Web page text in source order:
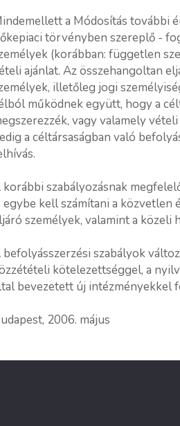
a Módosítás további
törvényben szereplő -
(korábban: független
ajánlat. Az összehangoltan
illetőleg jogi
működnek együtt, hogy a
vagy valamely
a céltársaságban való
korábbi szabályozásnak
egybe kell számítani a közvetlen
személyek, valamint a közeli
befolyásszerzési szabályok
kötelezettséggel, a
bevezetett új intézményekkel
2006. május